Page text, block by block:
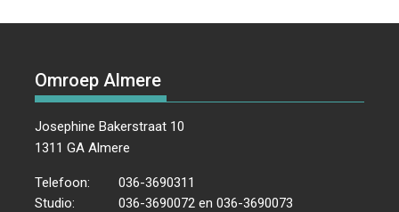
Omroep Almere
Josephine Bakerstraat 10
1311 GA Almere
Telefoon:
036-3690311
Studio:
036-3690072 en 036-3690073